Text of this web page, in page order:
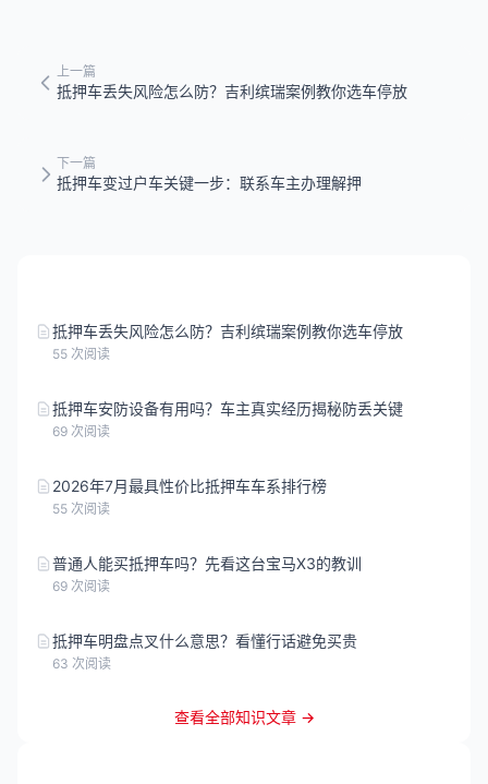
上一篇
抵押车丢失风险怎么防？吉利缤瑞案例教你选车停放
下一篇
抵押车变过户车关键一步：联系车主办理解押
抵押车丢失风险怎么防？吉利缤瑞案例教你选车停放
55 次阅读
抵押车安防设备有用吗？车主真实经历揭秘防丢关键
69 次阅读
2026年7月最具性价比抵押车车系排行榜
55 次阅读
普通人能买抵押车吗？先看这台宝马X3的教训
69 次阅读
抵押车明盘点叉什么意思？看懂行话避免买贵
63 次阅读
查看全部知识文章 →